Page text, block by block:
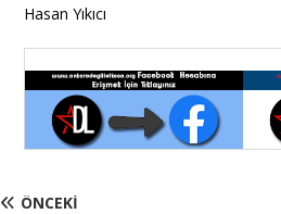
Hasan Yıkıcı
ÖNCEKI